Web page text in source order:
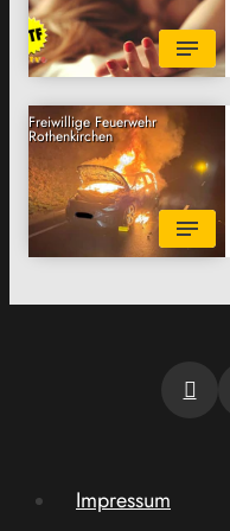
Freiwillige Feuerwehr
Rothenkirchen
Impressum